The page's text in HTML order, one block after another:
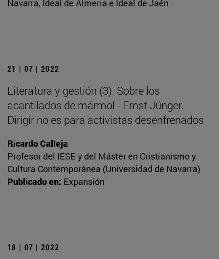
Navarra, Ideal de Almeria e Ideal de Jaén
21 | 07 | 2022
Literatura y gestión (3). Sobre los
acantilados de mármol - Ernst Jünger.
Dirigir no es para activistas desenfrenados
Ricardo Calleja
Profesor del IESE y del Máster en Cristianismo y
Cultura Contemporánea (Universidad de Navarra)
Publicado en: Expansión
18 | 07 | 2022